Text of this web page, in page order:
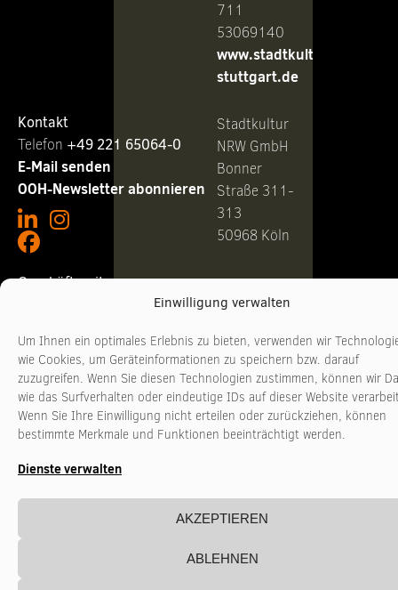
Einwilligung verwalten
Um Ihnen ein optimales Erlebnis zu bieten, verwenden wir
wie Cookies, um Geräteinformationen zu speichern bzw. darauf
zuzugreifen. Wenn Sie diesen Technologien zustimmen, können wir
wie das Surfverhalten oder eindeutige IDs auf dieser Website
Wenn Sie Ihre Einwilligung nicht erteilen oder zurückziehen, können
bestimmte Merkmale und Funktionen beeinträchtigt werden.
Dienste verwalten
AKZEPTIEREN
ABLEHNEN
Kontakt
Telefon ‭ +49 221 65064-0
E-Mail senden
OOH-Newsletter abonnieren
Geschäftszeiten
10:00 - 17:00 Uhr
Freitag 10:00 - 16:00 Uhr
711
53069140
www.stadtkultur-
stuttgart.de
Stadtkultur
NRW GmbH
Bonner
Straße 311-
313
50968 Köln
221
www.stadtkultur-
nrw.de